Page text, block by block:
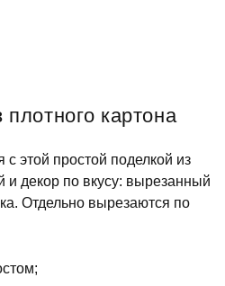
картона
этой простой поделкой из
и декор по вкусу: вырезанный
Отдельно вырезаются по